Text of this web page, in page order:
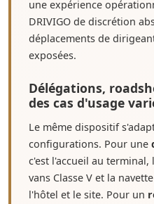
une expérience
DRIVIGO de discrétion
déplacements de
exposées.
Délégations,
des cas d'usage
Le même dispositif
configurations. Pour une
c'est l'accueil au
vans Classe V et la
l'hôtel et le site. Pour un